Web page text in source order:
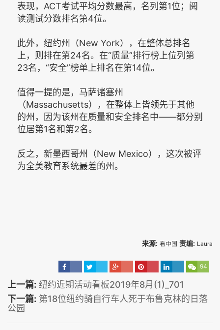
表现，ACT考试平均分数最高，名列第1位；阅
读测试分数排名第4位。
此外，纽约州（New York），在整体总排名
上，则排在第24名。在“质量”排行榜上位列第
23名，“安全”榜单上排名在第14位。
值得一提的是，马萨诸塞州
（Massachusetts），在整体上皆领先于其他
的州，因为该州在质量和安全排名中——都分别
位居第1名和第2名。
反之，新墨西哥州（New Mexico），这次被评
为全美教育系统最差的州。
来源: 看中国 责编: Laura
94
上一篇: 纽约近期活动看板2019年8月(1)_701
下一篇: 第18位纽约骑自行车人死于布鲁克林的日落
公园